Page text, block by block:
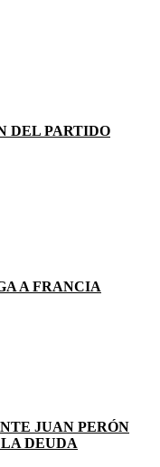
DEL PARTIDO
A FRANCIA
JUAN PERÓN
DEUDA